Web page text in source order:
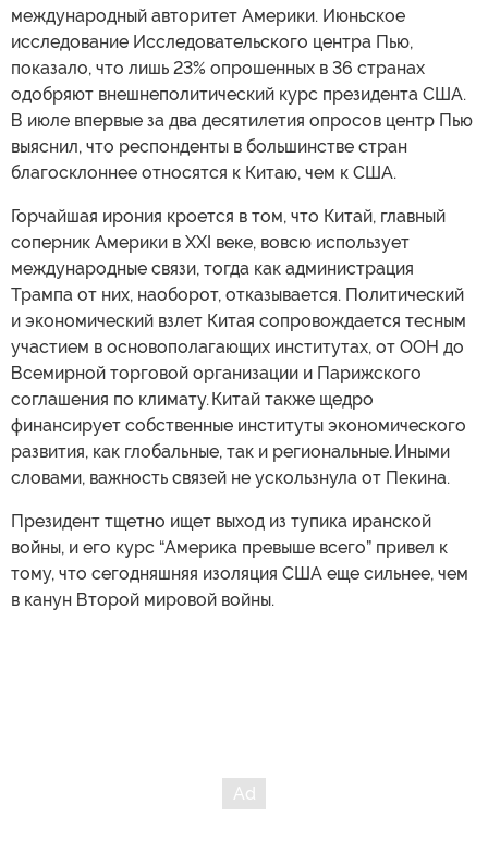
международный авторитет Америки. Июньское
исследование Исследовательского центра Пью,
показало, что лишь 23% опрошенных в 36 странах
одобряют внешнеполитический курс президента США.
В июле впервые за два десятилетия опросов центр Пью
выяснил, что респонденты в большинстве стран
благосклоннее относятся к Китаю, чем к США.
Горчайшая ирония кроется в том, что Китай, главный
соперник Америки в XXI веке, вовсю использует
международные связи, тогда как администрация
Трампа от них, наоборот, отказывается. Политический
и экономический взлет Китая сопровождается тесным
участием в основополагающих институтах, от ООН до
Всемирной торговой организации и Парижского
соглашения по климату. Китай также щедро
финансирует собственные институты экономического
развития, как глобальные, так и региональные. Иными
словами, важность связей не ускользнула от Пекина.
Президент тщетно ищет выход из тупика иранской
войны, и его курс “Америка превыше всего” привел к
тому, что сегодняшняя изоляция США еще сильнее, чем
в канун Второй мировой войны.